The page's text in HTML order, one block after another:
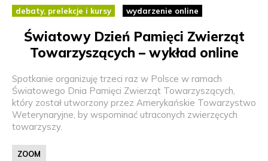
debaty, prelekcje i kursy wydarzenie online
Światowy Dzień Pamięci Zwierząt
Towarzyszących – wykład online
Spotkanie organizuję trzeci raz w Polsce w ramach
Światowego Dnia Pamięci Zwierząt Towarzyszących,
który został utworzony przez Amerykańskie Towarzystwo
Weterynaryjne, by wspominać utraconych zwierzęcych
towarzyszy.
ZOOM